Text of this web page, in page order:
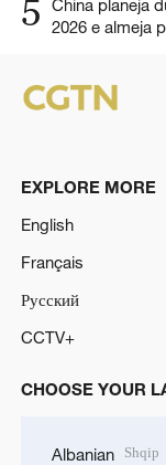
5
China planeja
2026 e almeja
EXPLORE MORE
English
Français
Русский
CCTV+
CHOOSE YOUR
Albanian Shqip